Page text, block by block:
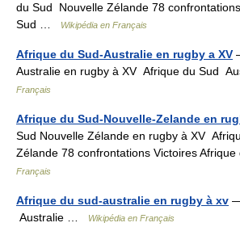
du Sud Nouvelle Zélande 78
Sud …
Wikipédia en Français
Afrique du Sud-Australie en rugby a XV
Australie en rugby à XV Afrique du Sud
Français
Afrique du Sud-Nouvelle-Zelande en
Sud Nouvelle Zélande en rugby à XV
Zélande 78 confrontations Victoires
Français
Afrique du sud-australie en rugby à xv
Australie …
Wikipédia en Français